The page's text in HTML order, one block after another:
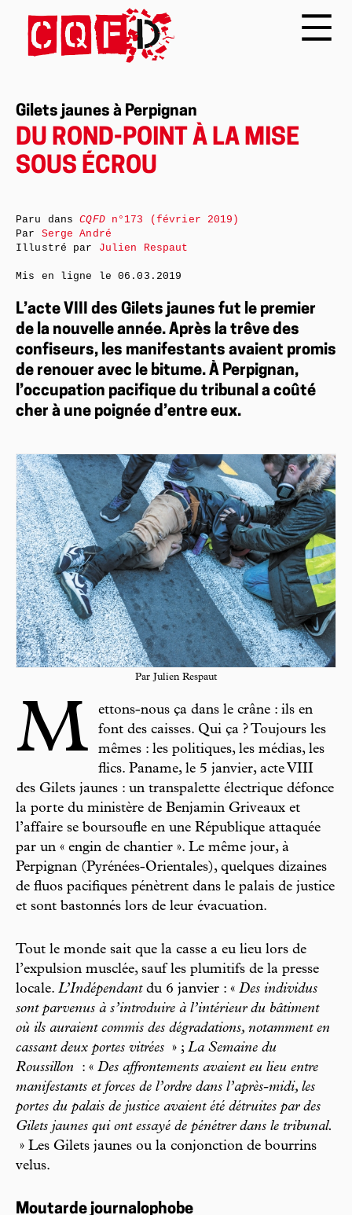
Gilets jaunes à Perpignan
DU ROND-POINT À LA MISE
SOUS ÉCROU
L’acte VIII des Gilets jaunes fut le premier
de la nouvelle année. Après la trêve des
confiseurs, les manifestants avaient promis
de renouer avec le bitume. À Perpignan,
l’occupation pacifique du tribunal a coûté
cher à une poignée d’entre eux.
Par Julien Respaut
M
ettons-nous ça dans le crâne : ils en
font des caisses. Qui ça ? Toujours les
mêmes : les politiques, les médias, les
flics. Paname, le 5 janvier, acte VIII
des Gilets jaunes : un transpalette électrique défonce
la porte du ministère de Benjamin Griveaux et
l’affaire se boursoufle en une République attaquée
par un « engin de chantier ». Le même jour, à
Perpignan (Pyrénées-Orientales), quelques dizaines
de fluos pacifiques pénètrent dans le palais de justice
et sont bastonnés lors de leur évacuation.
Tout le monde sait que la casse a eu lieu lors de
l’expulsion musclée, sauf les plumitifs de la presse
locale. L’Indépendant du 6 janvier : « Des individus
sont parvenus à s’introduire à l’intérieur du bâtiment
où ils auraient commis des dégradations, notamment en
cassant deux portes vitrées » ; La Semaine du
Roussillon
: « Des affrontements avaient eu lieu entre
manifestants et forces de l’ordre dans l’après-midi, les
portes du palais de justice avaient été détruites par des
Gilets jaunes qui ont essayé de pénétrer dans le tribunal.
» Les Gilets jaunes ou la conjonction de bourrins
velus.
Moutarde journalophobe
Paru dansCQFDn°173 (février 2019)
Par Serge André
Illustré par Julien Respaut
Mis en ligne le06.03.2019